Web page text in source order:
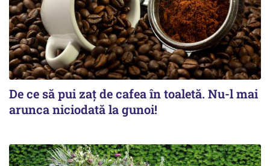
De ce să pui zaț de cafea în toaletă. Nu-l mai
arunca niciodată la gunoi!